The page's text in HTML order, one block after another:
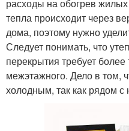
расходы на обогрев
тепла происходит через
дома, поэтому нужно
Следует понимать, что
перекрытия требует
межэтажного. Дело в том,
холодным, так как рядом